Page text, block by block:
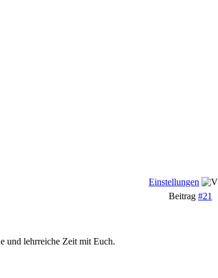
Einstellungen
Beitrag #21
und lehrreiche Zeit mit Euch.